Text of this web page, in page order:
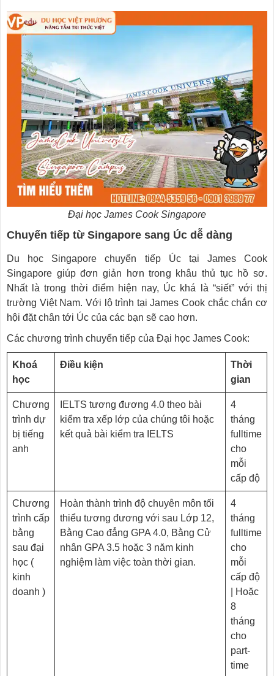
Đại học James Cook Singapore
Chuyến tiếp từ Singapore sang Úc dễ dàng
Du học Singapore chuyển tiếp Úc tại James Cook
Singapore giúp đơn giản hơn trong khâu thủ tục hồ sơ.
Nhất là trong thời điểm hiện nay, Úc khá là “siết” với thị
trường Việt Nam. Với lộ trình tại James Cook chắc chắn cơ
hội đặt chân tới Úc của các bạn sẽ cao hơn.
Các chương trình chuyển tiếp của Đại học James Cook:
Khoá
học
Điều kiện
Thời
gian
Chương
trình dự
bị tiếng
anh
IELTS tương đương 4.0 theo bài
kiểm tra xếp lớp của chúng tôi hoặc
kết quả bài kiểm tra IELTS
4
tháng
fulltime
cho
mỗi
cấp độ
Chương
trình cấp
bằng
sau đại
học (
kinh
doanh )
Hoàn thành trình độ chuyên môn tối
thiểu tương đương với sau Lớp 12,
Bằng Cao đẳng GPA 4.0, Bằng Cử
nhân GPA 3.5 hoặc 3 năm kinh
nghiệm làm việc toàn thời gian.
4
tháng
fulltime
cho
mỗi
cấp độ
| Hoặc
8
tháng
cho
part-
time